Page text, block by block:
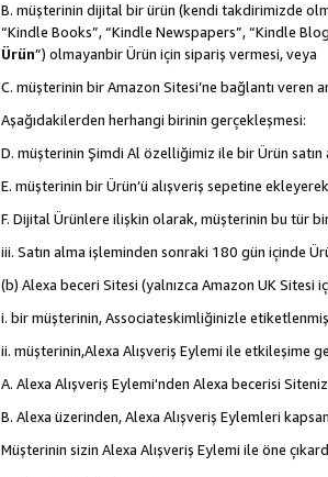
B. müşterinin dijital bir ürün (kendi takdirimizde
“Kindle Books”, “Kindle Newspapers”, “Kindle
Ürün”) olmayanbir Ürün için sipariş vermesi, veya
C. müşterinin bir Amazon Sitesi’ne bağlantı veren
Aşağıdakilerden herhangi birinin gerçekleşmesi:
D. müşterinin Şimdi Al özelliğimiz ile bir Ürün satın
E. müşterinin bir Ürün’ü alışveriş sepetine
F. Dijital Ürünlere ilişkin olarak, müşterinin bu tür
iii. Satın alma işleminden sonraki 180 gün içinde
(b) Alexa beceri Sitesi (yalnızca Amazon UK
i. bir müşterinin, Associateskimliğinizle
ii. müşterinin,Alexa Alışveriş Eylemi ile etkileşime
A. Alexa Alışveriş Eylemi'nden Alexa becerisi
B. Alexa üzerinden, Alexa Alışveriş Eylemleri
Müşterinin sizin Alexa Alışveriş Eylemi ile öne